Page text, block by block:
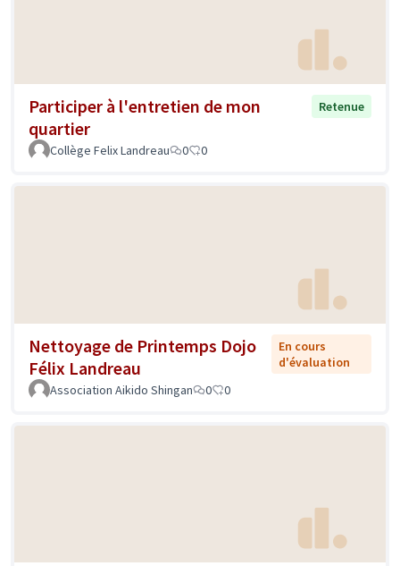
Participer à l'entretien de mon
quartier
Retenue
Collège Felix Landreau 0 0
Nettoyage de Printemps Dojo
Félix Landreau
En cours
d'évaluation
Association Aikido Shingan
0 0